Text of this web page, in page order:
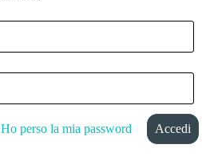
Ho perso la mia password